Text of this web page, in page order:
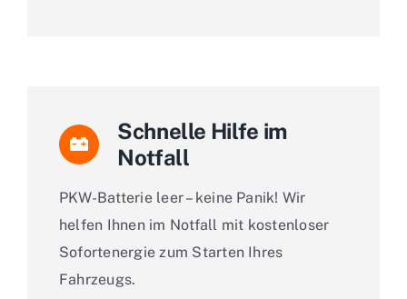
Schnelle Hilfe im
Notfall
PKW-Batterie leer – keine Panik! Wir
helfen Ihnen im Notfall mit kostenloser
Sofortenergie zum Starten Ihres
Fahrzeugs.